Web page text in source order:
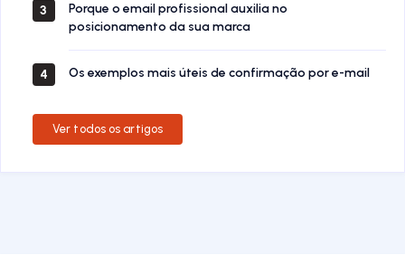
3
Porque o email profissional auxilia no
posicionamento da sua marca
4 Os exemplos mais úteis de confirmação por e-mail
Ver todos os artigos